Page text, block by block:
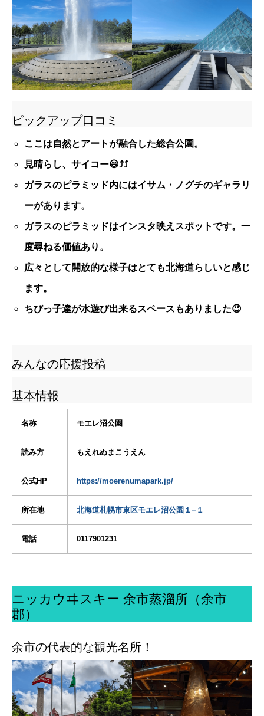
ピックアップ口コミ
ここは自然とアートが融合した総合公園。
見晴らし、サイコー😃⤴️⤴️
ガラスのピラミッド内にはイサム・ノグチのギャラリ
ーがあります。
ガラスのピラミッドはインスタ映えスポットです。一
度尋ねる価値あり。
広々として開放的な様子はとても北海道らしいと感じ
ます。
ちびっ子達が水遊び出来るスペースもありました😉
みんなの応援投稿
基本情報
名称 モエレ沼公園
読み方 もえれぬまこうえん
公式HP https://moerenumapark.jp/
所在地 北海道札幌市東区モエレ沼公園１−１
電話 0117901231
ニッカウヰスキー 余市蒸溜所（余市
郡）
余市の代表的な観光名所！